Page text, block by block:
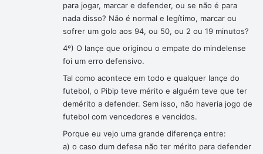
para jogar, marcar e defender, ou se não é para
nada disso? Não é normal e legítimo, marcar ou
sofrer um golo aos 94, ou 50, ou 2 ou 19 minutos?
4º) O lançe que originou o empate do mindelense
foi um erro defensivo.
Tal como acontece em todo e qualquer lançe do
futebol, o Pibip teve mérito e alguém teve que ter
demérito a defender. Sem isso, não haveria jogo de
futebol com vencedores e vencidos.
Porque eu vejo uma grande diferença entre:
a) o caso dum defesa não ter mérito para defender